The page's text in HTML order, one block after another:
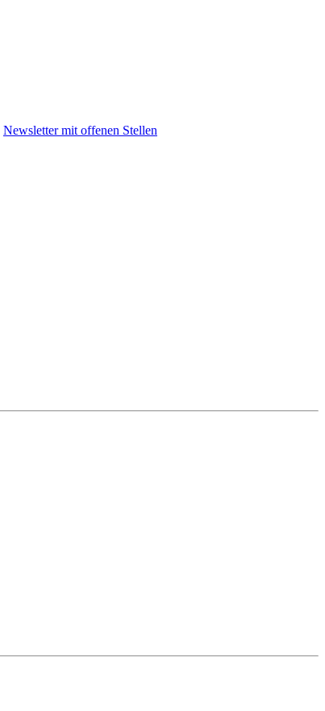
Newsletter mit offenen Stellen